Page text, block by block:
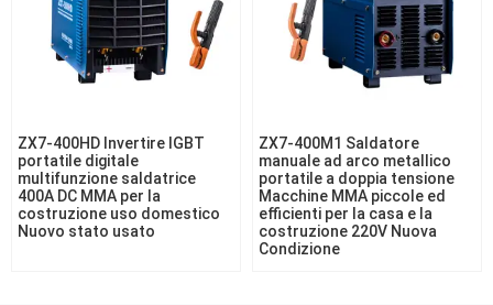
ZX7-400HD Invertire IGBT
portatile digitale
multifunzione saldatrice
400A DC MMA per la
costruzione uso domestico
Nuovo stato usato
ZX7-400M1 Saldatore
manuale ad arco metallico
portatile a doppia tensione
Macchine MMA piccole ed
efficienti per la casa e la
costruzione 220V Nuova
Condizione